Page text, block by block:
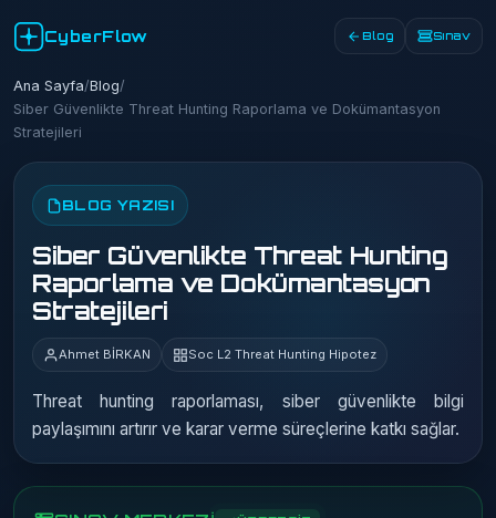
CyberFlow Blog Sınav
Ana Sayfa/Blog/
Siber Güvenlikte Threat Hunting Raporlama ve Dokümantasyon
Stratejileri
BLOG YAZISI
Siber Güvenlikte Threat Hunting
Raporlama ve Dokümantasyon
Stratejileri
Ahmet BİRKAN Soc L2 Threat Hunting Hipotez
Threat hunting raporlaması, siber güvenlikte bilgi
paylaşımını artırır ve karar verme süreçlerine katkı sağlar.